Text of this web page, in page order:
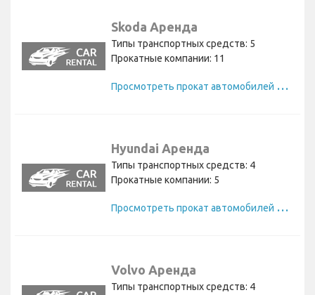
Skoda Аренда
Типы транспортных средств: 5
Прокатные компании: 11
П
росмотреть прокат автомобилей Skoda
Hyundai Аренда
Типы транспортных средств: 4
Прокатные компании: 5
П
росмотреть прокат автомобилей Hyundai
Volvo Аренда
Типы транспортных средств: 4